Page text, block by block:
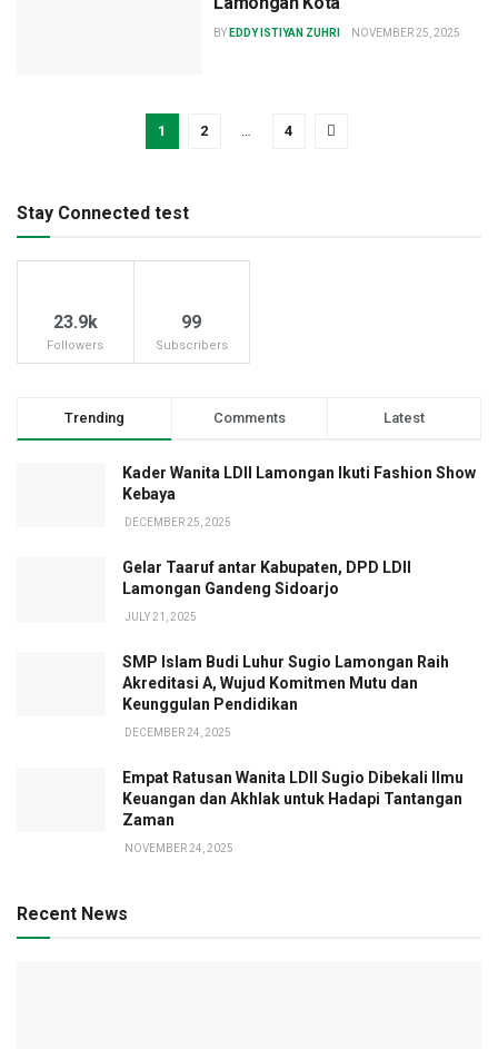
BY EDDY ISTIYAN ZUHRI NOVEMBER 25, 2025
1 2 … 4
Stay Connected test
23.9k
Followers
99
Subscribers
Trending Comments Latest
Kader Wanita LDII Lamongan Ikuti Fashion Show
Kebaya
DECEMBER 25, 2025
Gelar Taaruf antar Kabupaten, DPD LDII
Lamongan Gandeng Sidoarjo
JULY 21, 2025
SMP Islam Budi Luhur Sugio Lamongan Raih
Akreditasi A, Wujud Komitmen Mutu dan
Keunggulan Pendidikan
DECEMBER 24, 2025
Empat Ratusan Wanita LDII Sugio Dibekali Ilmu
Keuangan dan Akhlak untuk Hadapi Tantangan
Zaman
NOVEMBER 24, 2025
Recent News